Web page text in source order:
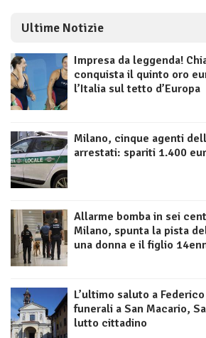
Ultime Notizie
Impresa da leggenda!
conquista il quinto oro
l’Italia sul tetto d’Europa
Milano, cinque agenti
arrestati: spariti 1.400
Allarme bomba in sei
Milano, spunta la pista
una donna e il figlio
L’ultimo saluto a
funerali a San Macario,
lutto cittadino